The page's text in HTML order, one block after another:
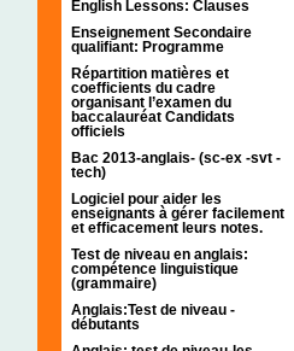
English Lessons: Clauses
Enseignement Secondaire
qualifiant: Programme
Répartition matières et
coefficients du cadre
organisant l’examen du
baccalauréat Candidats
officiels
Bac 2013-anglais- (sc-ex -svt -
tech)
Logiciel pour aider les
enseignants à gérer facilement
et efficacement leurs notes.
Test de niveau en anglais:
compétence linguistique
(grammaire)
Anglais:Test de niveau -
débutants